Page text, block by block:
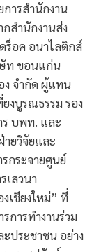
ารสำนักงาน
สำนักงานส่ง
ร็อค อนาไลติกส์
ท ขอนแก่น
จำกัด ผู้แทน
งบูรณธรรม รอง
ร บพท. และ
ายวิจัยและ
กระจายศูนย์
เสวนา
เชียงใหม่” ที่
ารทำงานร่วม
ประชาชน อย่าง